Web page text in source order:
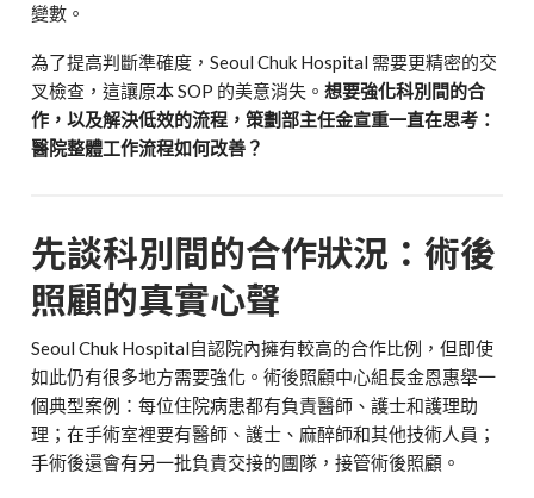
變數。
為了提高判斷準確度，Seoul Chuk Hospital 需要更精密的交
叉檢查，這讓原本 SOP 的美意消失。想要強化科別間的合
作，以及解決低效的流程，策劃部主任金宣重一直在思考：
醫院整體工作流程如何改善？
先談科別間的合作狀況：術後
照顧的真實心聲
Seoul Chuk Hospital自認院內擁有較高的合作比例，但即使
如此仍有很多地方需要強化。術後照顧中心組長金恩惠舉一
個典型案例：每位住院病患都有負責醫師、護士和護理助
理；在手術室裡要有醫師、護士、麻醉師和其他技術人員；
手術後還會有另一批負責交接的團隊，接管術後照顧。